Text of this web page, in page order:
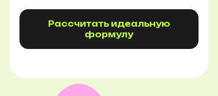
Рассчитать идеальную
формулу